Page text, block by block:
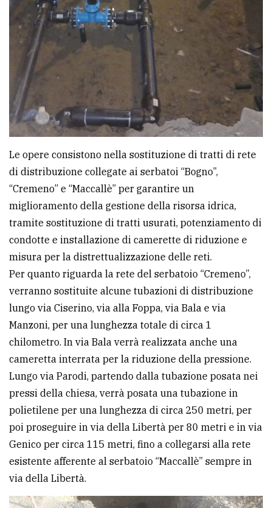
Cookie
policy
Le opere consistono nella sostituzione di tratti di rete
di distribuzione collegate ai serbatoi “Bogno”,
“Cremeno” e “Maccallè” per garantire un
miglioramento della gestione della risorsa idrica,
tramite sostituzione di tratti usurati, potenziamento di
condotte e installazione di camerette di riduzione e
misura per la distrettualizzazione delle reti.
Per quanto riguarda la rete del serbatoio “Cremeno”,
verranno sostituite alcune tubazioni di distribuzione
lungo via Ciserino, via alla Foppa, via Bala e via
Manzoni, per una lunghezza totale di circa 1
chilometro. In via Bala verrà realizzata anche una
cameretta interrata per la riduzione della pressione.
Lungo via Parodi, partendo dalla tubazione posata nei
pressi della chiesa, verrà posata una tubazione in
polietilene per una lunghezza di circa 250 metri, per
poi proseguire in via della Libertà per 80 metri e in via
Genico per circa 115 metri, fino a collegarsi alla rete
esistente afferente al serbatoio “Maccallè” sempre in
via della Libertà.